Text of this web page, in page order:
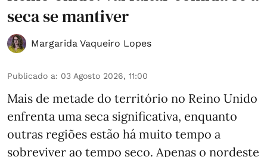
seca se mantiver
Margarida Vaqueiro Lopes
Publicado a: 03 Agosto 2026, 11:00
Mais de metade do território no Reino Unido
enfrenta uma seca significativa, enquanto
outras regiões estão há muito tempo a
sobreviver ao tempo seco. Apenas o nordeste